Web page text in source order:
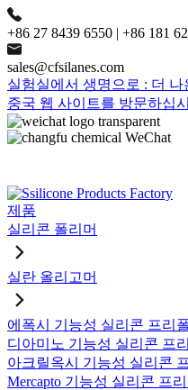
+86 27 8439 6550 | +86 181
sales@cfsilanes.com
실험실에서 생명으로 : 더
중국 웹 사이트를 방문하십
제품
실리콘 폴리머
실란 올리고머
에폭시 기능성 실리콘 프리
디아미노 기능성 실리콘 프
아크릴옥시 기능성 실리콘
Mercapto 기능성 실리콘 프